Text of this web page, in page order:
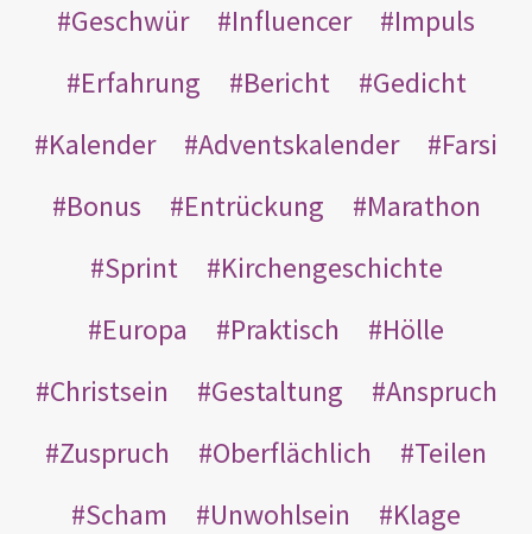
Geschwür
Influencer
Impuls
Erfahrung
Bericht
Gedicht
Kalender
Adventskalender
Farsi
Bonus
Entrückung
Marathon
Sprint
Kirchengeschichte
Europa
Praktisch
Hölle
Christsein
Gestaltung
Anspruch
Zuspruch
Oberflächlich
Teilen
Scham
Unwohlsein
Klage